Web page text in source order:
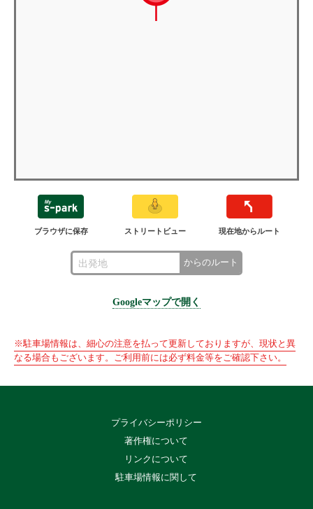
ブラウザに保存 ストリートビュー 現在地からルート
からのルート
Googleマップで開く
※駐車場情報は、細心の注意を払って更新しておりますが、現状と異
なる場合もございます。ご利用前には必ず料金等をご確認下さい。
プライバシーポリシー
著作権について
リンクについて
駐車場情報に関して